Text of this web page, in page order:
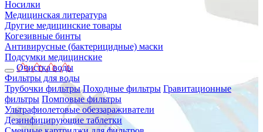
Носилки
Медицинская литература
Другие медицинские товары
Когезивные бинты
Антивирусные (бактерицидные) маски
Подсумки медицинские
Очистка воды
Фильтры для воды
Трубочки фильтры Походные фильтры Гравитационные
фильтры Помповые фильтры
Ультрафиолетовые обеззараживатели
Дезинфицирующие таблетки